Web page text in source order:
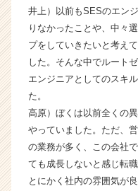
成
長
企
業
か
ら
カ
ウ
ト
が
届
く
井上）以前もSESのエン
りなかったことや、中々
プをしていきたいと考え
した。そんな中でルート
エンジニアとしてのスキ
た。
高原）ぼくは以前全くの
やっていました。ただ、
の業務が多く、この会社
ても成長しないと感じ転
とにかく社内の雰囲気が